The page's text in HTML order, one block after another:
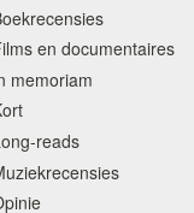
en documentaires
memoriam
reads